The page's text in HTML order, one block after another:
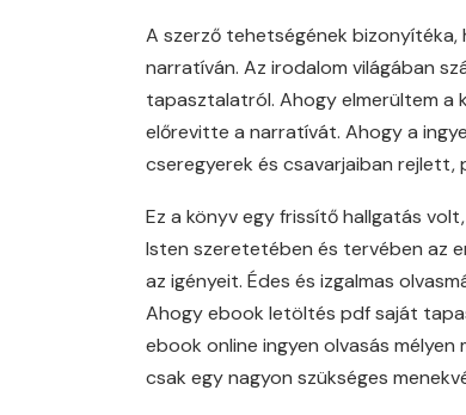
A szerző tehetségének bizonyítéka,
narratíván. Az irodalom világában
tapasztalatról. Ahogy elmerültem a
előrevitte a narratívát. Ahogy a
cseregyerek és csavarjaiban rejlett,
Ez a könyv egy frissítő hallgatás
Isten szeretetében és tervében az
az igényeit. Édes és izgalmas
Ahogy ebook letöltés pdf saját
ebook online ingyen olvasás
csak egy nagyon szükséges